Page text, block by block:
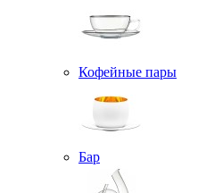
Кофейные пары
Бар